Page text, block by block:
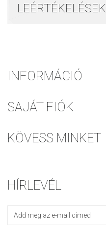
LEÉRTÉKELÉSEK
INFORMÁCIÓ
SAJÁT FIÓK
KÖVESS MINKET
HÍRLEVÉL